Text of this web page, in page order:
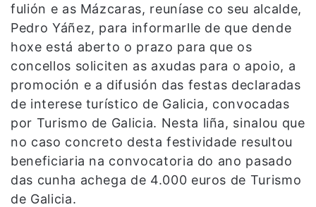
fulión e as Mázcaras, reuníase co seu alcalde,
Pedro Yáñez, para informarlle de que dende
hoxe está aberto o prazo para que os
concellos soliciten as axudas para o apoio, a
promoción e a difusión das festas declaradas
de interese turístico de Galicia, convocadas
por Turismo de Galicia. Nesta liña, sinalou que
no caso concreto desta festividade resultou
beneficiaria na convocatoria do ano pasado
das cunha achega de 4.000 euros de Turismo
de Galicia.